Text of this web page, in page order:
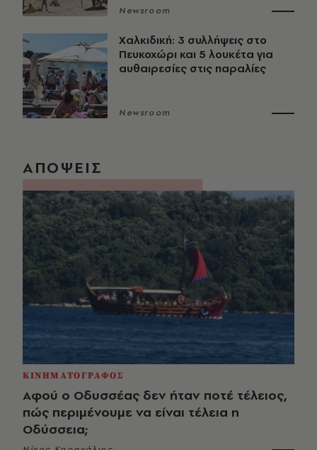
Newsroom
Χαλκιδική: 3 συλλήψεις στο
Πευκοχώρι και 5 λουκέτα για
αυθαιρεσίες στις παραλίες
Newsroom
ΑΠΟΨΕΙΣ
ΚΙΝΗΜΑΤΟΓΡΑΦΟΣ
Αφού ο Οδυσσέας δεν ήταν ποτέ τέλειος,
πώς περιμένουμε να είναι τέλεια η
Οδύσσεια;